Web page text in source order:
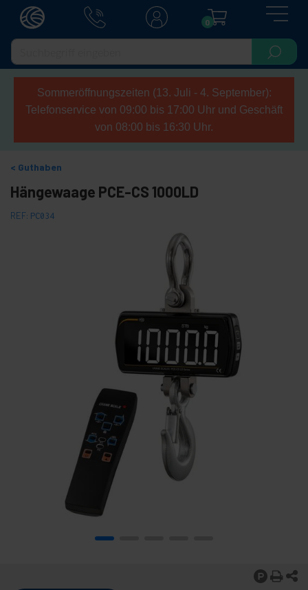
0
Sommeröffnungszeiten (13. Juli - 4. September):
Telefonservice von 09:00 bis 17:00 Uhr und Geschäft
von 08:00 bis 16:30 Uhr.
Guthaben
Hängewaage PCE-CS 1000LD
REF: PC034